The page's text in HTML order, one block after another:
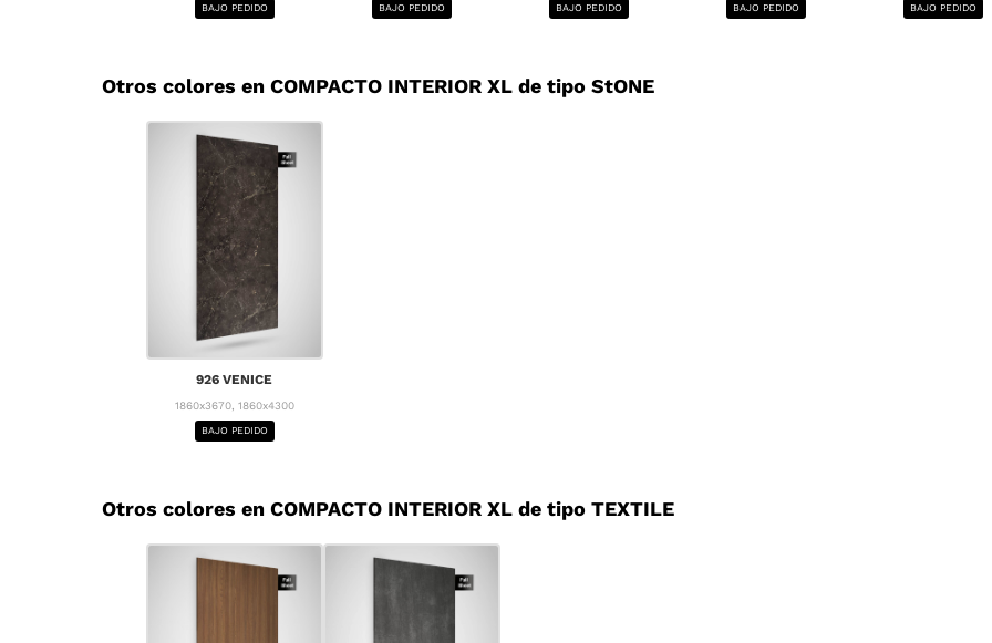
BAJO PEDIDO BAJO PEDIDO BAJO PEDIDO BAJO PEDIDO BAJO PEDIDO
Otros colores en COMPACTO INTERIOR XL de tipo StONE
926 VENICE
1860x3670, 1860x4300
BAJO PEDIDO
Otros colores en COMPACTO INTERIOR XL de tipo TEXTILE